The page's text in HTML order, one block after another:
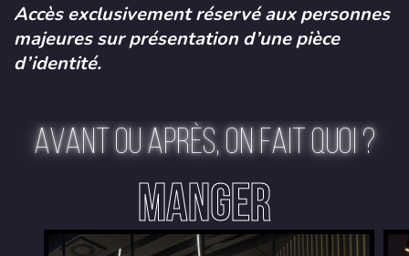
Accès exclusivement réservé aux personnes
majeures sur présentation d’une pièce
d’identité.
AVANT OU APRÈS, ON FAIT QUOI ?
MANGER